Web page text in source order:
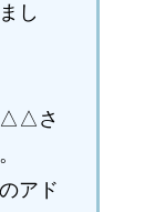
し
△△さ
アド